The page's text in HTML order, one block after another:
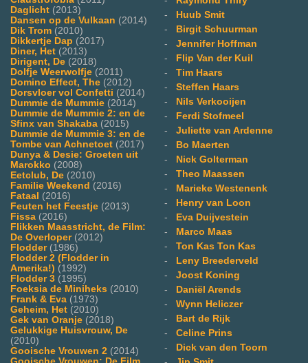
Daglicht (2013)
Dansen op de Vulkaan (2014)
Dik Trom (2010)
Dikkertje Dap (2017)
Diner, Het (2013)
Dirigent, De (2018)
Dolfje Weerwolfje (2011)
Domino Effect, The (2012)
Dorsvloer vol Confetti (2014)
Dummie de Mummie (2014)
Dummie de Mummie 2: en de
Sfinx van Shakaba (2015)
Dummie de Mummie 3: en de
Tombe van Achnetoet (2017)
Dunya & Desie: Groeten uit
Marokko (2008)
Eetclub, De (2010)
Familie Weekend (2016)
Fataal (2016)
Feuten het Feestje (2013)
Fissa (2016)
Flikken Maasstricht, de Film:
De Overloper(2012)
Flodder(1986)
Flodder 2 (Flodder in
Amerika!) (1992)
Flodder 3 (1995)
Foeksia de Miniheks (2010)
Frank & Eva (1973)
Geheim, Het (2010)
Gek van Oranje (2018)
Gelukkige Huisvrouw, De
(2010)
Gooische Vrouwen 2 (2014)
-
Huub Smit
-
Birgit Schuurman
- Jennifer Hoffman
-
Flip Van der Kuil
- Tim Haars
- Steffen Haars
-
Nils Verkooijen
-
Ferdi Stofmeel
- Juliette van Ardenne
-
Bo Maerten
-
Nick Golterman
- Theo Maassen
-
Marieke Westenenk
-
Henry van Loon
-
Eva Duijvestein
-
Marco Maas
- Ton Kas Ton Kas
-
Leny Breederveld
- Joost Koning
-
Daniël Arends
- Wynn Heliczer
-
Bart de Rijk
- Celine Prins
-
Dick van den Toorn